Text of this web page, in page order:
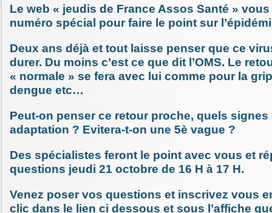
Le web « jeudis de France Assos Santé »
numéro spécial pour faire le point sur
Deux ans déjà et tout laisse penser que ce
durer. Du moins c’est ce que dit l’OMS. Le
« normale » se fera avec lui comme pour la
dengue etc…
Peut-on penser ce retour proche, quels signes
adaptation ? Evitera-t-on une 5è vague ?
Des spécialistes feront le point avec vous et
questions jeudi 21 octobre de 16 H à 17 H.
Venez poser vos questions et inscrivez vous
clic dans le lien ci dessous et sous l’affiche